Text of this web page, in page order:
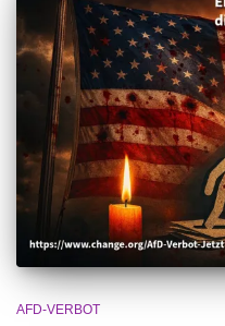
AFD-VERBOT